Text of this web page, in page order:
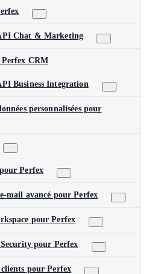
Chat & Marketing
CRM
Business Integration
personnalisées pour
Perfex
mail avancé pour Perfex
pour Perfex
pour Perfex
pour Perfex